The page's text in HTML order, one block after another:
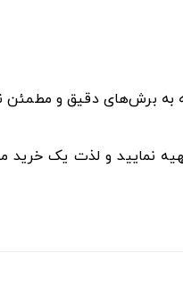
به برش‌های دقیق و مطمئن
نمایید و لذت یک خرید